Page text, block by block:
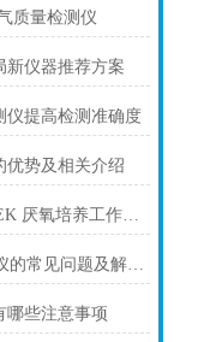
质量检测仪
新仪器推荐方案
仪提高检测准确度
优势及相关介绍
英国ELECTROTEK 厌氧培养工作站技术参数
3MATP荧光检测仪的常见问题及解决方法
哪些注意事项